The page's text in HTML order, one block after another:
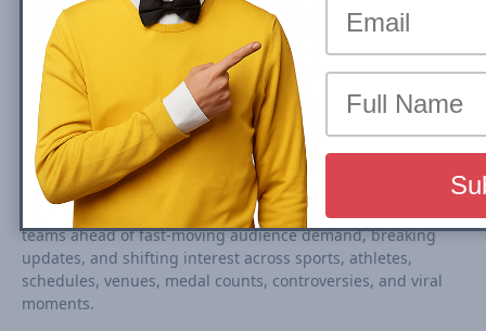
Milano Cortina 2026 Winter Olympics (Feb 6 to 22,
2026) will spark a fierce competition across search and AI-
driven discovery surfaces. Publishers, broadcasters,
sponsors, and marketers will face the ultimate challenge:
dominating results and capturing attention during the
biggest winter sports moment on the calendar.
Our NewzDash real-time dashboard delivers a true edge in
this visibility race. By monitoring thousands of high-intent
queries and emerging storylines every 15 minutes, it keeps
teams ahead of fast-moving audience demand, breaking
updates, and shifting interest across sports, athletes,
schedules, venues, medal counts, controversies, and viral
moments.